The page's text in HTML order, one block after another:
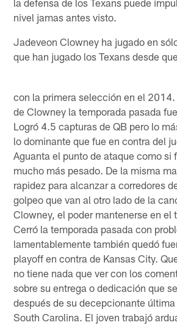
nivel jamas antes visto.
Jadeveon Clowney ha jugado en
que han jugado los Texans desde
con la primera selección en el
de Clowney la temporada pasada
Logró 4.5 capturas de QB pero lo
lo dominante que fue en contra del
Aguanta el punto de ataque como si
mucho más pesado. De la misma
rapidez para alcanzar a corredores
golpeo que van al otro lado de la
Clowney, el poder mantenerse en el
Cerró la temporada pasada con
lamentablemente también quedó
playoff en contra de Kansas City.
no tiene nada que ver con los
sobre su entrega o dedicación que
después de su decepcionante
South Carolina. El joven trabajó